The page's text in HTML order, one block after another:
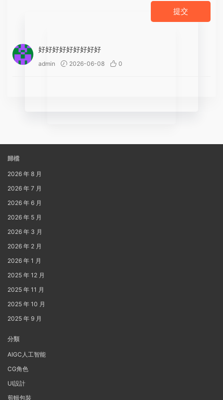
提交
好好好好好好好好好
admin 2026-06-08 0
歸檔
2026 年 8 月
2026 年 7 月
2026 年 6 月
2026 年 5 月
2026 年 3 月
2026 年 2 月
2026 年 1 月
2025 年 12 月
2025 年 11 月
2025 年 10 月
2025 年 9 月
分類
AIGC人工智能
CG角色
UI設計
剪輯包裝